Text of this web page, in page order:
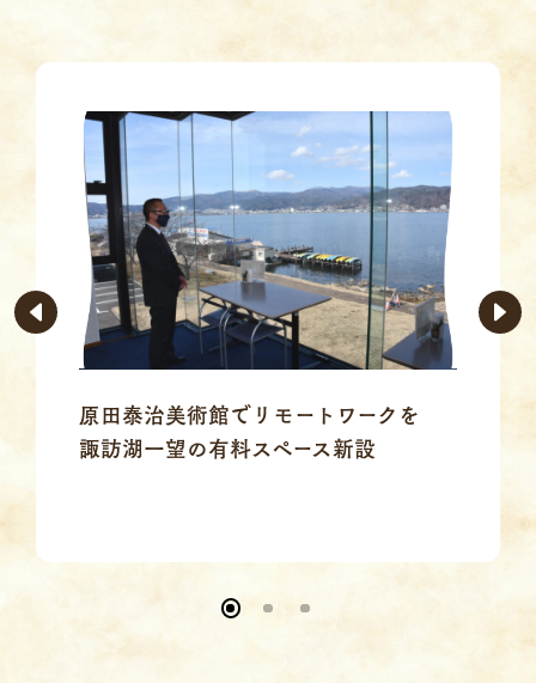
原田泰治美術館でリモートワークを
諏訪湖一望の有料スペース新設